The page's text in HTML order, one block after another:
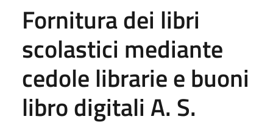
Fornitura dei libri
scolastici mediante
cedole librarie e buoni
libro digitali A. S.